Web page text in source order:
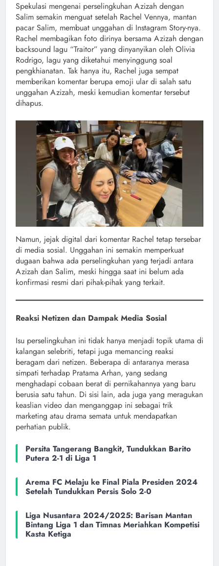
Spekulasi mengenai perselingkuhan Azizah dengan
Salim semakin menguat setelah Rachel Vennya, mantan
pacar Salim, membuat unggahan di Instagram Story-nya.
Rachel membagikan foto dirinya bersama Azizah dengan
backsound lagu “Traitor” yang dinyanyikan oleh Olivia
Rodrigo, lagu yang diketahui menyinggung soal
pengkhianatan. Tak hanya itu, Rachel juga sempat
memberikan komentar berupa emoji ular di salah satu
unggahan Azizah, meski kemudian komentar tersebut
dihapus.
Namun, jejak digital dari komentar Rachel tetap tersebar
di media sosial. Unggahan ini semakin memperkuat
dugaan bahwa ada perselingkuhan yang terjadi antara
Azizah dan Salim, meski hingga saat ini belum ada
konfirmasi resmi dari pihak-pihak yang terkait.
Reaksi Netizen dan Dampak Media Sosial
Isu perselingkuhan ini tidak hanya menjadi topik utama di
kalangan selebriti, tetapi juga memancing reaksi
beragam dari netizen. Beberapa di antaranya merasa
simpati terhadap Pratama Arhan, yang sedang
menghadapi cobaan berat di pernikahannya yang baru
berusia satu tahun. Di sisi lain, ada juga yang meragukan
keaslian video dan menganggap ini sebagai trik
marketing atau drama semata untuk mendapatkan
perhatian publik.
Persita Tangerang Bangkit, Tundukkan Barito
Putera 2-1 di Liga 1
Arema FC Melaju ke Final Piala Presiden 2024
Setelah Tundukkan Persis Solo 2-0
Liga Nusantara 2024/2025: Barisan Mantan
Bintang Liga 1 dan Timnas Meriahkan Kompetisi
Kasta Ketiga